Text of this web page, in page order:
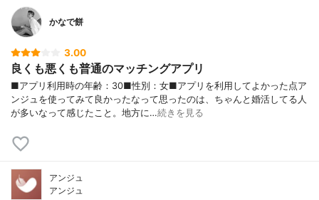
かなで餅
3.00
良くも悪くも普通のマッチングアプリ
■アプリ利用時の年齢：30■性別：女■アプリを利用してよかった点ア
ンジュを使ってみて良かったなって思ったのは、ちゃんと婚活してる人
が多いなって感じたこと。地方に…続きを見る
アンジュ
アンジュ